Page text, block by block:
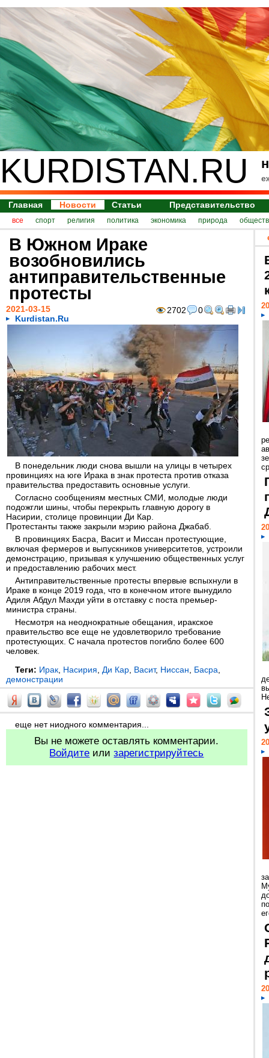
KURDISTAN.RU
Главная Новости Статьи Представительство
все спорт религия политика экономика природа
В Южном Ираке
возобновились
антиправительственные
протесты
2702 0
2021-03-15
Kurdistan.Ru
В понедельник люди снова вышли на улицы в четырех
провинциях на юге Ирака в знак протеста против отказа
правительства предоставить основные услуги.
Согласно сообщениям местных СМИ, молодые люди
подожгли шины, чтобы перекрыть главную дорогу в
Насирии, столице провинции Ди Кар.
Протестанты также закрыли мэрию района Джабаб.
В провинциях Басра, Васит и Миссан протестующие,
включая фермеров и выпускников университетов, устроили
демонстрацию, призывая к улучшению общественных услуг
и предоставлению рабочих мест.
Антиправительственные протесты впервые вспыхнули в
Ираке в конце 2019 года, что в конечном итоге вынудило
Адиля Абдул Махди уйти в отставку с поста премьер-
министра страны.
Несмотря на неоднократные обещания, иракское
правительство все еще не удовлетворило требование
протестующих. С начала протестов погибло более 600
человек.
Теги: Ирак Насирия Ди Кар Васит, Ниссан Басра
демонстрации
еще нет ниодного комментария...
Вы не можете оставлять комментарии.
Войдите илизарегистрируйтесь